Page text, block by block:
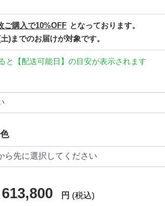
ご購入で10%OFF となっております。
)までのお届けが対象です。
と【配送可能日】の目安が表示されます
円 (税込)